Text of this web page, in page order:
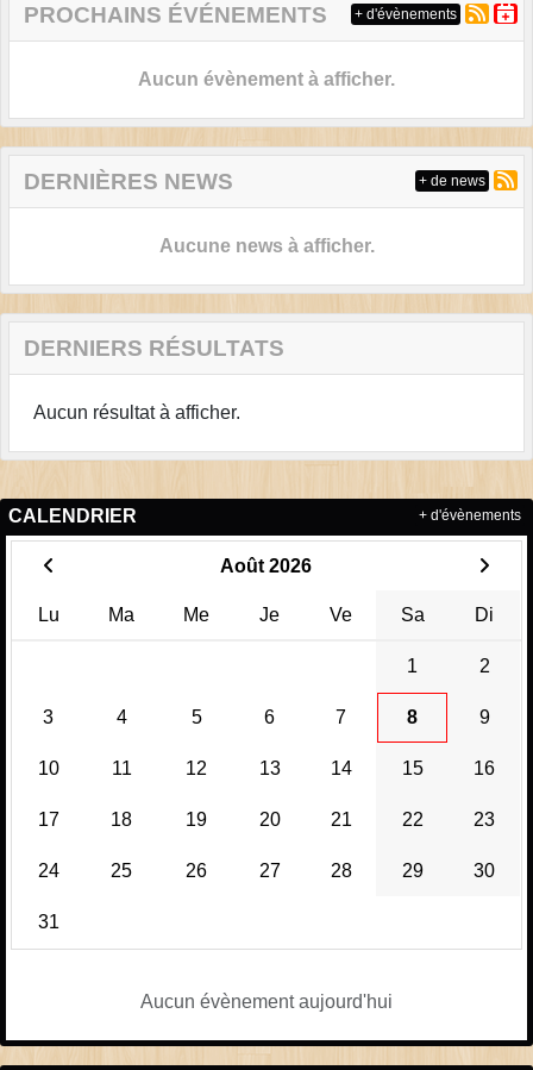
PROCHAINS ÉVÉNEMENTS
Aucun évènement à afficher.
+ d'évènements
DERNIÈRES NEWS
Aucune news à afficher.
+ de news
DERNIERS RÉSULTATS
Aucun résultat à afficher.
CALENDRIER
Août 2026
Lu Ma Me Je Ve Sa Di
1 2
3 4 5 6 7 8 9
10 11 12 13 14 15 16
17 18 19 20 21 22 23
24 25 26 27 28 29 30
31
Aucun évènement aujourd'hui
+ d'évènements